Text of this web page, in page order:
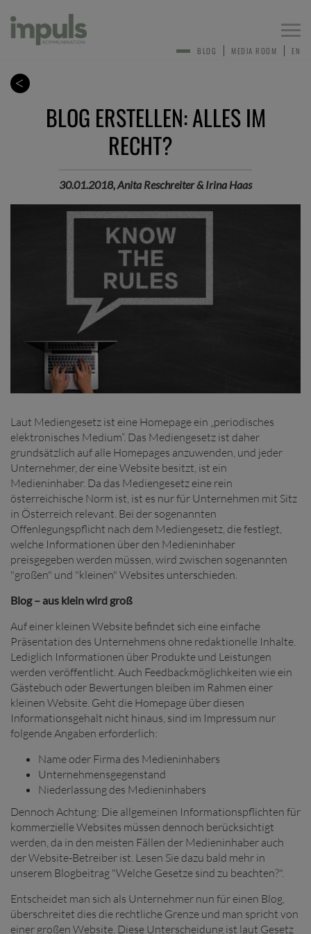
EN
MEDIA ROOM
BLOG
BLOG ERSTELLEN: ALLES IM
RECHT?
30.01.2018, Anita Reschreiter & Irina Haas
Laut Mediengesetz ist eine Homepage ein „periodisches
elektronisches Medium“. Das Mediengesetz ist daher
grundsätzlich auf alle Homepages anzuwenden, und jeder
Unternehmer, der eine Website besitzt, ist ein
Medieninhaber. Da das Mediengesetz eine rein
österreichische Norm ist, ist es nur für Unternehmen mit Sitz
in Österreich relevant. Bei der sogenannten
Offenlegungspflicht nach dem Mediengesetz, die festlegt,
welche Informationen über den Medieninhaber
preisgegeben werden müssen, wird zwischen sogenannten
"großen" und "kleinen" Websites unterschieden.
Blog – aus klein wird groß
Auf einer kleinen Website befindet sich eine einfache
Präsentation des Unternehmens ohne redaktionelle Inhalte.
Lediglich Informationen über Produkte und Leistungen
werden veröffentlicht. Auch Feedbackmöglichkeiten wie ein
Gästebuch oder Bewertungen bleiben im Rahmen einer
kleinen Website. Geht die Homepage über diesen
Informationsgehalt nicht hinaus, sind im Impressum nur
folgende Angaben erforderlich:
Name oder Firma des Medieninhabers
Unternehmensgegenstand
Niederlassung des Medieninhabers
Dennoch Achtung: Die allgemeinen Informationspflichten für
kommerzielle Websites müssen dennoch berücksichtigt
werden, da in den meisten Fällen der Medieninhaber auch
der Website-Betreiber ist. Lesen Sie dazu bald mehr in
unserem Blogbeitrag "Welche Gesetze sind zu beachten?".
Entscheidet man sich als Unternehmer nun für einen Blog,
überschreitet dies die rechtliche Grenze und man spricht von
einer großen Website. Diese Unterscheidung ist laut Gesetz